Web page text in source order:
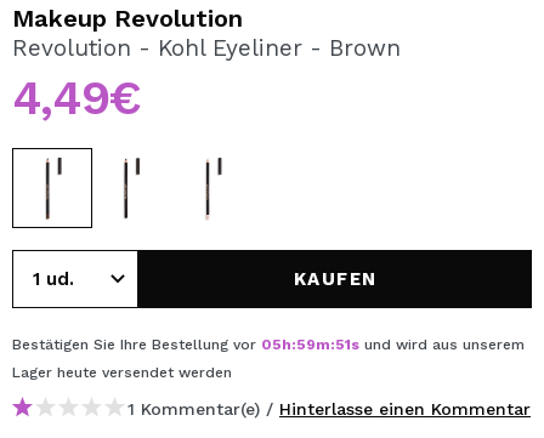
REGISTRIEREN
Durch die Erstellung eines Kontos bei Maquillalia.de
können Sie Ihre Einkäufe schnell tätigen, den Status Ihrer
einsehen.
Makeup Revolution
Revolution - Kohl Eyeliner - Brown
4,49€
KAUFEN
Bestätigen Sie Ihre Bestellung vor 05h:59m:51s und wird aus unserem
Lager heute versendet werden
1 Kommentar(e) / Hinterlasse einen Kommentar